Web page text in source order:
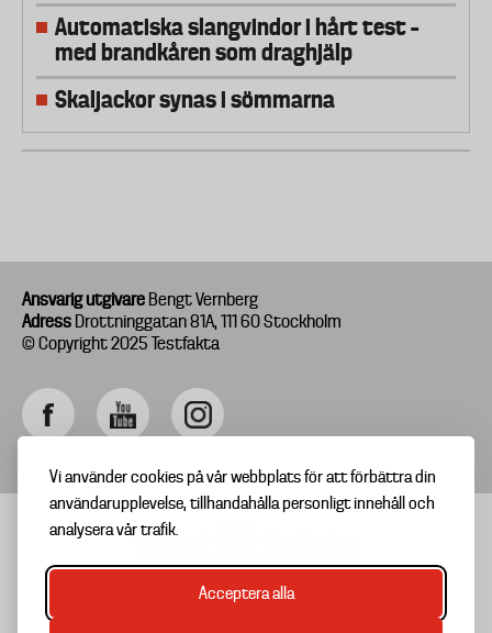
Vi använder cookies på vår webbplats för att förbättra din
användarupplevelse, tillhandahålla personligt innehåll och
analysera vår trafik.
Acceptera alla
Automatiska slangvindor i hårt test –
med brandkåren som draghjälp
Skaljackor synas i sömmarna
Ansvarig utgivare Bengt Vernberg
Adress Drottninggatan 81A, 111 60 Stockholm
© Copyright 2025 Testfakta
TIPSA OSS